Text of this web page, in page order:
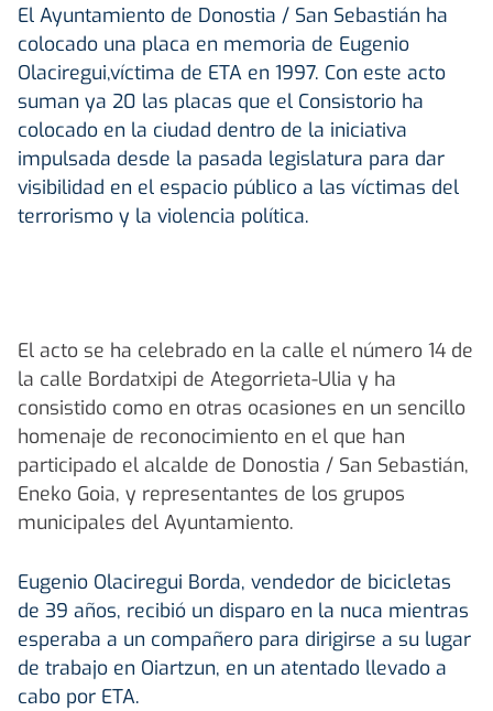
El Ayuntamiento de Donostia / San Sebastián ha
colocado una placa en memoria de Eugenio
Olaciregui,víctima de ETA en 1997. Con este acto
suman ya 20 las placas que el Consistorio ha
colocado en la ciudad dentro de la iniciativa
impulsada desde la pasada legislatura para dar
visibilidad en el espacio público a las víctimas del
terrorismo y la violencia política.
El acto se ha celebrado en la calle el número 14 de
la calle Bordatxipi de Ategorrieta-Ulia y ha
consistido como en otras ocasiones en un sencillo
homenaje de reconocimiento en el que han
participado el alcalde de Donostia / San Sebastián,
Eneko Goia, y representantes de los grupos
municipales del Ayuntamiento.
Eugenio Olaciregui Borda, vendedor de bicicletas
de 39 años, recibió un disparo en la nuca mientras
esperaba a un compañero para dirigirse a su lugar
de trabajo en Oiartzun, en un atentado llevado a
cabo por ETA.